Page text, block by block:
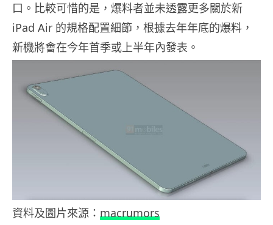
口。比較可惜的是，爆料者並未透露更多關於新
iPad Air 的規格配置細節，根據去年年底的爆料，
新機將會在今年首季或上半年內發表。
資料及圖片來源： macrumors